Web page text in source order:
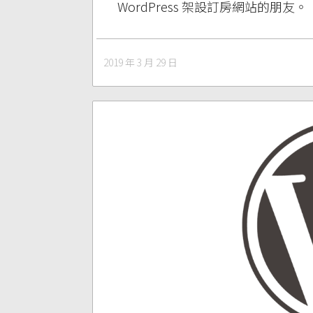
WordPress 架設訂房網站的朋友。
2019 年 3 月 29 日